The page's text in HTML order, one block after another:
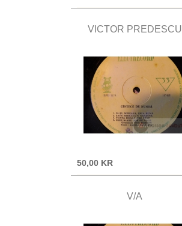
VICTOR PREDESCU
50,00 KR
V/A